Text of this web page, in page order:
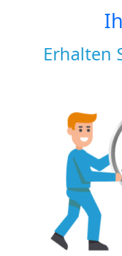
Erhalten